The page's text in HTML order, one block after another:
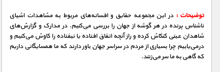
توضیحات :در این مجموعه حقایق و افسانه‌های مربوط به مشاهدات اشیای
ناشناس پرنده در هر گوشه از جهان را بررسی می‌كنیم. در مدارک و گزارش‌های
شاهدان عینی كنكاش كرده و راز آنچه اتفاق‌ افتاده یا نیفتاده را کاوش می‌كنیم و
درمی‌یابیم چرا بسیاری از مردم در سراسر جهان باور دارند که ما همسایگانی داریم
که گاهی به ما سر می‌زنند.